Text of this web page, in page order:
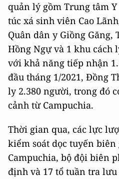
quản lý gồm Trung tâm
túc xá sinh viên Cao
Quân dân y Giồng Găng,
Hồng Ngự và 1 khu cách
với khả năng tiếp nhận
đầu tháng 1/2021, Đồng
ly 2.380 người, trong đó
cảnh từ Campuchia.
Thời gian qua, các lực
kiểm soát dọc tuyến
Campuchia, bộ đội biên
định và 17 tổ tuần tra